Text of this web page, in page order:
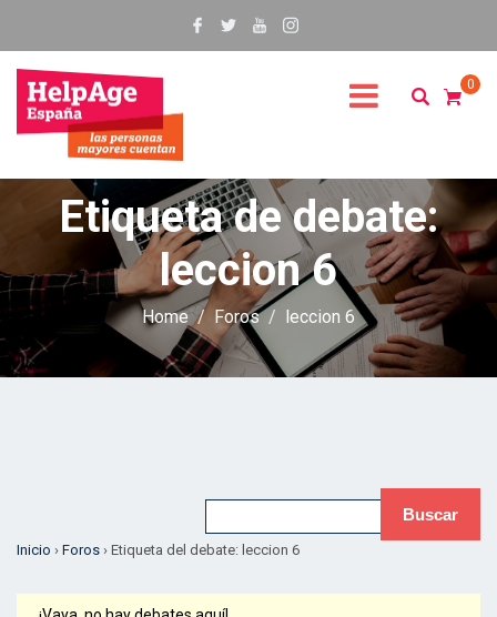
0
Etiqueta de debate:
leccion 6
Home Foros leccion 6
Inicio › Foros › Etiqueta del debate: leccion 6